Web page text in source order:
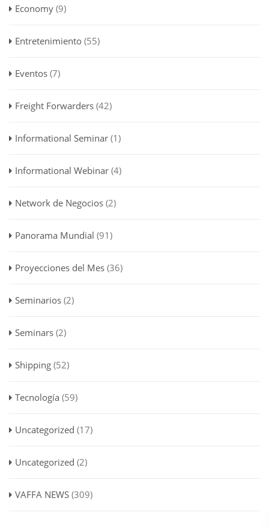
Economy (9)
Entretenimiento (55)
Eventos (7)
Freight Forwarders (42)
Informational Seminar (1)
Informational Webinar (4)
Network de Negocios (2)
Panorama Mundial (91)
Proyecciones del Mes (36)
Seminarios (2)
Seminars (2)
Shipping (52)
Tecnología (59)
Uncategorized (17)
Uncategorized (2)
VAFFA NEWS (309)